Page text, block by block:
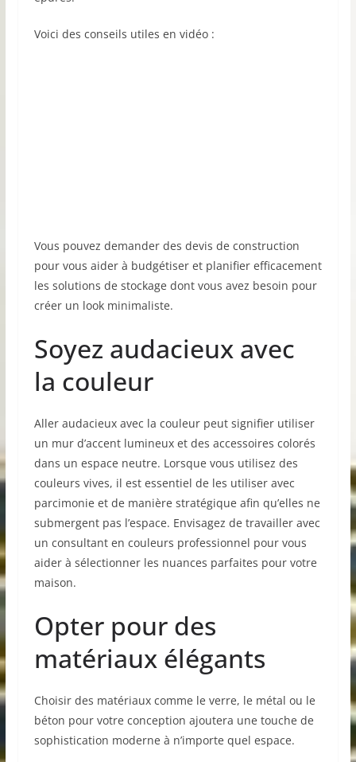
Voici des conseils utiles en vidéo :
Vous pouvez demander des devis de construction
pour vous aider à budgétiser et planifier efficacement
les solutions de stockage dont vous avez besoin pour
créer un look minimaliste.
Soyez audacieux avec
la couleur
Aller audacieux avec la couleur peut signifier utiliser
un mur d’accent lumineux et des accessoires colorés
dans un espace neutre. Lorsque vous utilisez des
couleurs vives, il est essentiel de les utiliser avec
parcimonie et de manière stratégique afin qu’elles ne
submergent pas l’espace. Envisagez de travailler avec
un consultant en couleurs professionnel pour vous
aider à sélectionner les nuances parfaites pour votre
maison.
Opter pour des
matériaux élégants
Choisir des matériaux comme le verre, le métal ou le
béton pour votre conception ajoutera une touche de
sophistication moderne à n’importe quel espace.